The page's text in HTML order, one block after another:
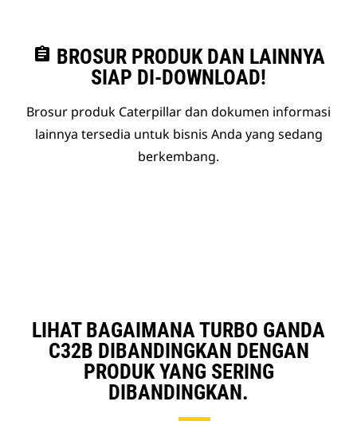
assignment BROSUR PRODUK DAN LAINNYA
SIAP DI-DOWNLOAD!
Brosur produk Caterpillar dan dokumen informasi
lainnya tersedia untuk bisnis Anda yang sedang
berkembang.
LIHAT BAGAIMANA TURBO GANDA
C32B DIBANDINGKAN DENGAN
PRODUK YANG SERING
DIBANDINGKAN.